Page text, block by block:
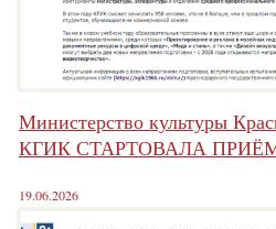
Министерство культуры
КГИК СТАРТОВАЛА
19.06.2026